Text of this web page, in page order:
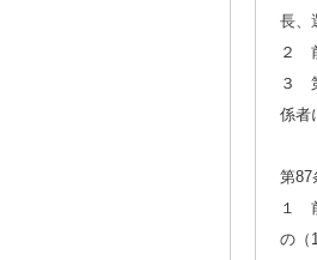
長、
２
３
係者
第87
１
の（